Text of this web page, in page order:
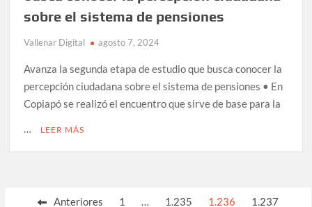
sobre el sistema de pensiones
Vallenar Digital agosto 7, 2024
Avanza la segunda etapa de estudio que busca conocer la
percepción ciudadana sobre el sistema de pensiones • En
Copiapó se realizó el encuentro que sirve de base para la
…
LEER MÁS
Paginación
Anteriores 1 … 1.235 1.236 1.237